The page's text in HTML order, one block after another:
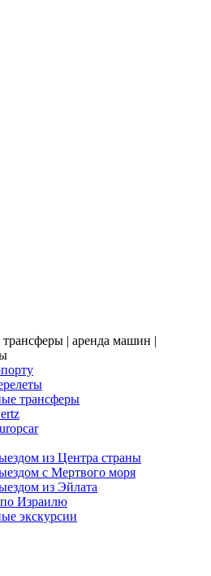
трансферы | аренда машин |
трансферы
из Центра страны
c Мертвого моря
из Эйлата
Израилю
экскурсии